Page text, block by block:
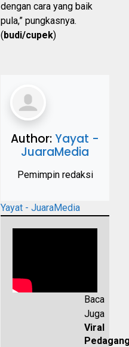
dengan cara yang baik
pula,” pungkasnya.
(budi/cupek)
Author:Yayat -
JuaraMedia
Pemimpin redaksi
Yayat - JuaraMedia
Baca
Juga
Viral